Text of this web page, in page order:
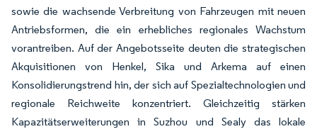
sowie die wachsende Verbreitung von Fahrzeugen mit neuen
Antriebsformen, die ein erhebliches regionales Wachstum
vorantreiben. Auf der Angebotsseite deuten die strategischen
Akquisitionen von Henkel, Sika und Arkema auf einen
Konsolidierungstrend hin, der sich auf Spezialtechnologien und
regionale Reichweite konzentriert. Gleichzeitig stärken
Kapazitätserweiterungen in Suzhou und Sealy das lokale